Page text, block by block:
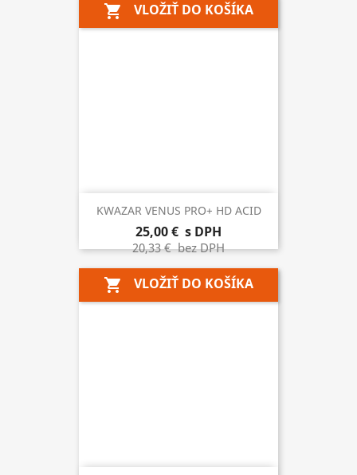
shopping_cart VLOŽIŤ DO KOŠÍKA
KWAZAR VENUS PRO+ HD ACID
25,00 € s DPH
20,33 €bez DPH
shopping_cart VLOŽIŤ DO KOŠÍKA